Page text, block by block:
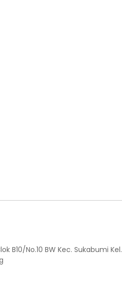
B10/No.10 BW Kec. Sukabumi Kel.